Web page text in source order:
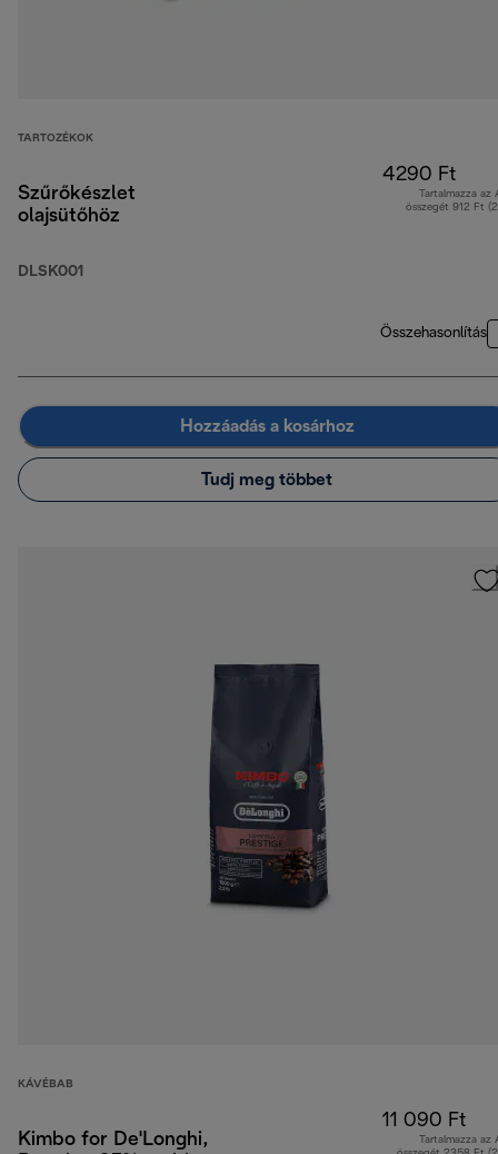
TARTOZÉKOK
Szűrőkészlet
olajsütőhöz
DLSK001
4290 Ft
Tartalmazza az
összegét 912 Ft
Összehasonlítás
Hozzáadás a kosárhoz
Tudj meg többet
KÁVÉBAB
Kimbo for De'Longhi,
11 090 Ft
Tartalmazza az